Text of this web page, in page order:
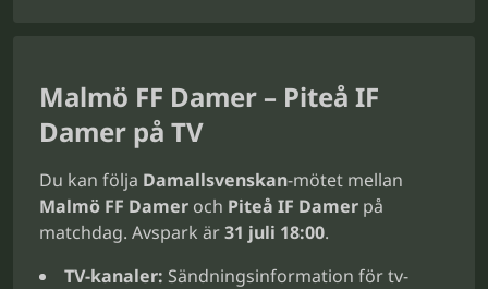
Malmö FF Damer – Piteå IF
Damer på TV
Du kan följa Damallsvenskan-mötet mellan
Malmö FF Damer och Piteå IF Damer på
matchdag. Avspark är31 juli 18:00.
TV-kanaler: Sändningsinformation för tv-